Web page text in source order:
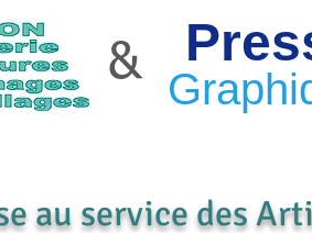
&
au service des